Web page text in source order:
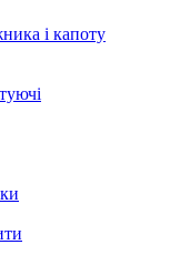
і капоту